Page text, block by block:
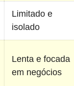
Limitado e
isolado
Lenta e focada
em negócios